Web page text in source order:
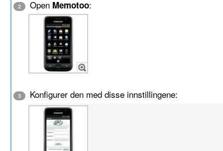
2 Open Memotoo:
3 Konfigurer den med disse innstillingene: